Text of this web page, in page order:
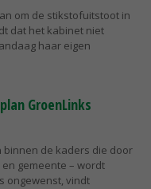
om de stikstofuitstoot in
dat het kabinet niet
haar eigen
GroenLinks
binnen de kaders die door
gemeente – wordt
ongewenst, vindt